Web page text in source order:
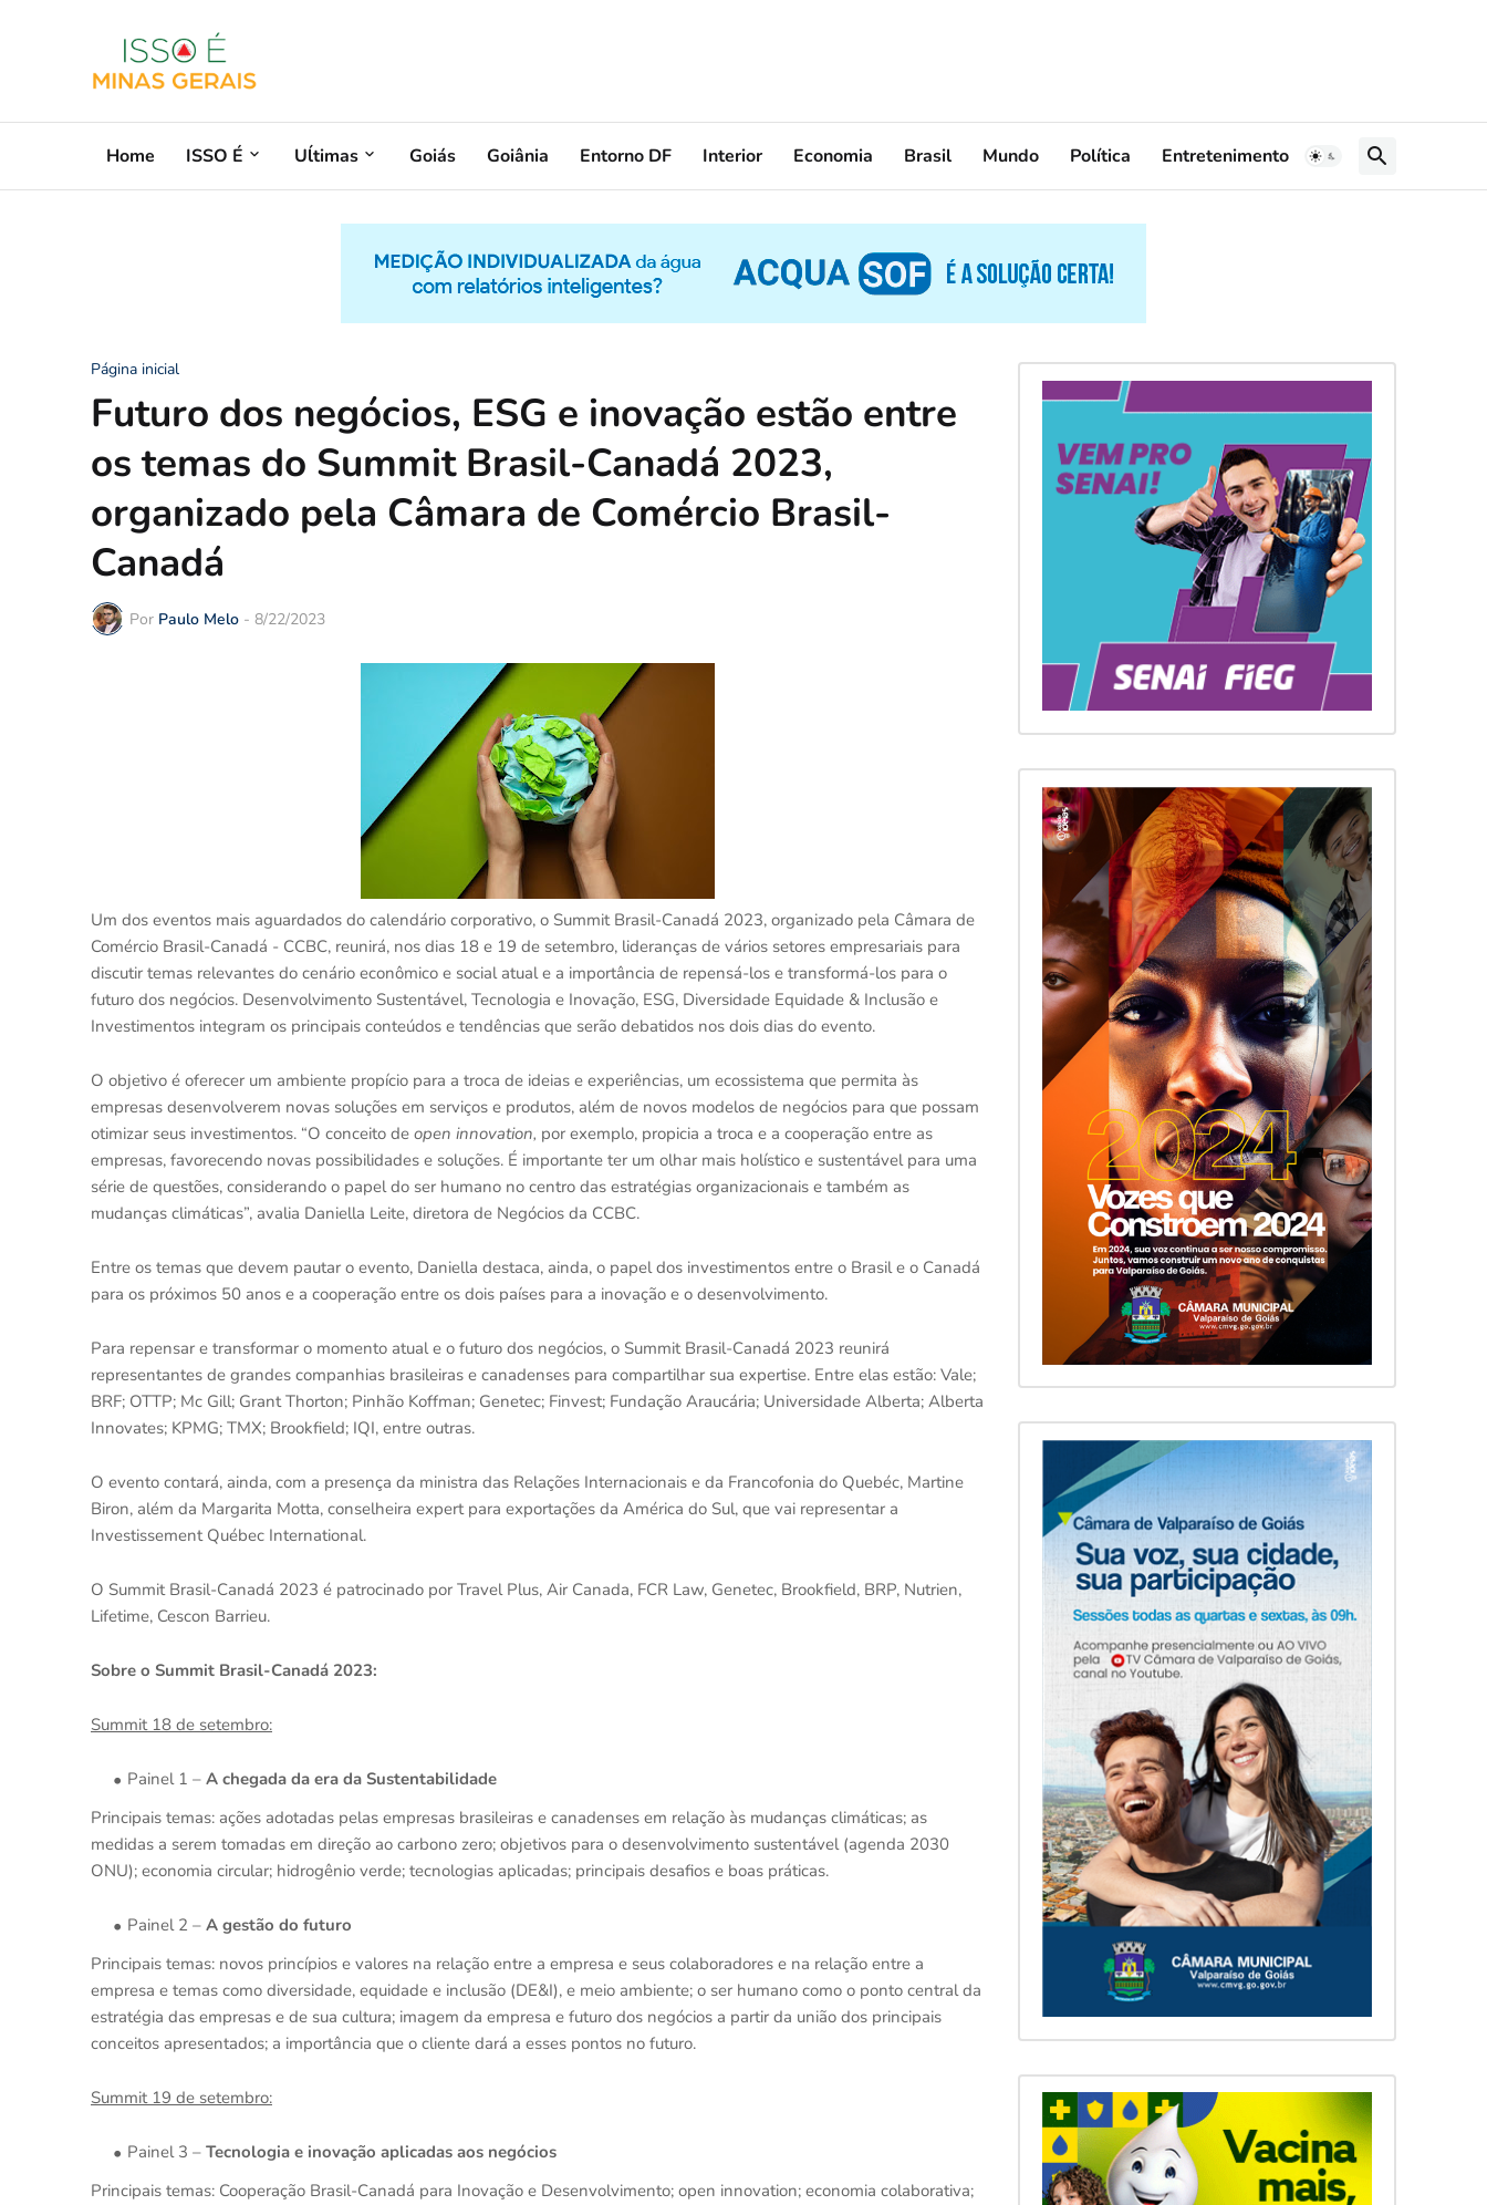
Home ISSO É Uĺtimas Goiás Goiânia Entorno DF Interior Economia Brasil Mundo Política Entretenimento
Página inicial
Futuro dos negócios, ESG e inovação estão entre
os temas do Summit Brasil-Canadá 2023,
organizado pela Câmara de Comércio Brasil-
Canadá
Por Paulo Melo - 8/22/2023
Um dos eventos mais aguardados do calendário corporativo, o Summit Brasil-Canadá 2023, organizado pela Câmara de
Comércio Brasil-Canadá - CCBC, reunirá, nos dias 18 e 19 de setembro, lideranças de vários setores empresariais para
discutir temas relevantes do cenário econômico e social atual e a importância de repensá-los e transformá-los para o
futuro dos negócios. Desenvolvimento Sustentável, Tecnologia e Inovação, ESG, Diversidade Equidade & Inclusão e
Investimentos integram os principais conteúdos e tendências que serão debatidos nos dois dias do evento.
O objetivo é oferecer um ambiente propício para a troca de ideias e experiências, um ecossistema que permita às
empresas desenvolverem novas soluções em serviços e produtos, além de novos modelos de negócios para que possam
otimizar seus investimentos. “O conceito de open innovation, por exemplo, propicia a troca e a cooperação entre as
empresas, favorecendo novas possibilidades e soluções. É importante ter um olhar mais holístico e sustentável para uma
série de questões, considerando o papel do ser humano no centro das estratégias organizacionais e também as
mudanças climáticas”, avalia Daniella Leite, diretora de Negócios da CCBC.
Entre os temas que devem pautar o evento, Daniella destaca, ainda, o papel dos investimentos entre o Brasil e o Canadá
para os próximos 50 anos e a cooperação entre os dois países para a inovação e o desenvolvimento.
Para repensar e transformar o momento atual e o futuro dos negócios, o Summit Brasil-Canadá 2023 reunirá
representantes de grandes companhias brasileiras e canadenses para compartilhar sua expertise. Entre elas estão: Vale;
BRF; OTTP; Mc Gill; Grant Thorton; Pinhão Koffman; Genetec; Finvest; Fundação Araucária; Universidade Alberta; Alberta
Innovates; KPMG; TMX; Brookfield; IQI, entre outras.
O evento contará, ainda, com a presença da ministra das Relações Internacionais e da Francofonia do Quebéc, Martine
Biron, além da Margarita Motta, conselheira expert para exportações da América do Sul, que vai representar a
Investissement Québec International.
O Summit Brasil-Canadá 2023 é patrocinado por Travel Plus, Air Canada, FCR Law, Genetec, Brookfield, BRP, Nutrien,
Lifetime, Cescon Barrieu.
Sobre o Summit Brasil-Canadá 2023:
Summit 18 de setembro:
Painel 1 – A chegada da era da Sustentabilidade
Principais temas: ações adotadas pelas empresas brasileiras e canadenses em relação às mudanças climáticas; as
medidas a serem tomadas em direção ao carbono zero; objetivos para o desenvolvimento sustentável (agenda 2030
ONU); economia circular; hidrogênio verde; tecnologias aplicadas; principais desafios e boas práticas.
Painel 2 – A gestão do futuro
Principais temas: novos princípios e valores na relação entre a empresa e seus colaboradores e na relação entre a
empresa e temas como diversidade, equidade e inclusão (DE&I), e meio ambiente; o ser humano como o ponto central da
estratégia das empresas e de sua cultura; imagem da empresa e futuro dos negócios a partir da união dos principais
conceitos apresentados; a importância que o cliente dará a esses pontos no futuro.
Summit 19 de setembro:
Painel 3 – Tecnologia e inovação aplicadas aos negócios
Principais temas: Cooperação Brasil-Canadá para Inovação e Desenvolvimento; open innovation; economia colaborativa;